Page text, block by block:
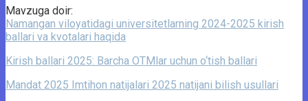
Mavzuga doir:
Namangan viloyatidagi universitetlarning 2024-2025 kirish
ballari va kvotalari haqida
Kirish ballari 2025: Barcha OTMlar uchun o‘tish ballari
Mandat 2025 Imtihon natijalari 2025 natijani bilish usullari